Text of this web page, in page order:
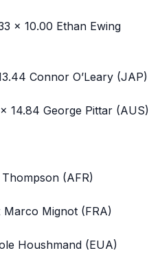
x 10.00 Ethan Ewing
Connor O’Leary (JAP)
14.84 George Pittar (AUS)
(AFR)
Mignot (FRA)
Houshmand (EUA)